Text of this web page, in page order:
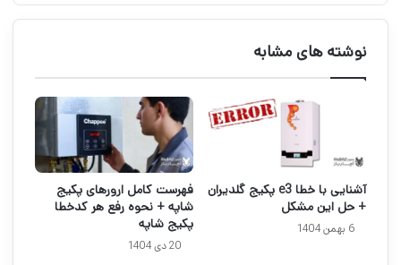
نوشته های مشابه
آشنایی با خطا e3 پکیج گلدیران
+ حل این مشکل
6 بهمن 1404
فهرست کامل ارورهای پکیج
شاپه + نحوه رفع هر کدخطا
پکیج شاپه
20 دی 1404